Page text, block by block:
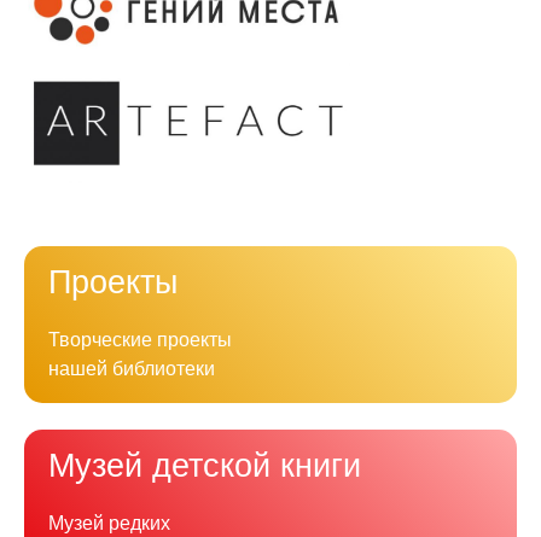
Проекты
Творческие проекты
нашей библиотеки
Музей детской книги
Музей редких